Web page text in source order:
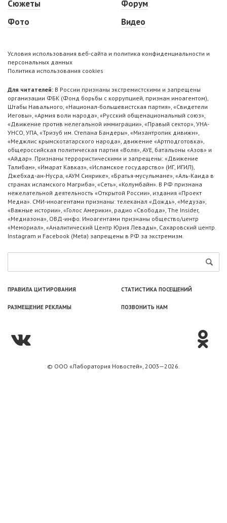
Сюжеты
Фото
Форум
Видео
Условия использования веб-сайта и политика конфиденциальности и
персональных данных
Политика использования cookies
Для читателей: В России признаны экстремистскими и запрещены
организации ФБК (Фонд борьбы с коррупцией, признан иноагентом),
Штабы Навального, «Национал-большевистская партия», «Свидетели
Иеговы», «Армия воли народа», «Русский общенациональный союз»,
«Движение против нелегальной иммиграции», «Правый сектор», УНА-
УНСО, УПА, «Тризуб им. Степана Бандеры», «Мизантропик дивижн»,
«Меджлис крымскотатарского народа», движение «Артподготовка»,
общероссийская политическая партия «Воля», АУЕ, батальоны «Азов» и
«Айдар». Признаны террористическими и запрещены: «Движение
Талибан», «Имарат Кавказ», «Исламское государство» (ИГ, ИГИЛ),
Джебхад-ан-Нусра, «АУМ Синрике», «Братья-мусульмане», «Аль-Каида в
странах исламского Магриба», «Сеть», «Колумбайн». В РФ признана
нежелательной деятельность «Открытой России», издания «Проект
Медиа». СМИ-иноагентами признаны: телеканал «Дождь», «Медуза»,
«Важные истории», «Голос Америки», радио «Свобода», The Insider,
«Медиазона», ОВД-инфо. Иноагентами признаны общество/центр
«Мемориал», «Аналитический Центр Юрия Левады», Сахаровский центр.
Instagram и Facebook (Metа) запрещены в РФ за экстремизм.
ПРАВИЛА ЦИТИРОВАНИЯ СТАТИСТИКА ПОСЕЩЕНИЙ
РАЗМЕЩЕНИЕ РЕКЛАМЫ ПОЗВОНИТЬ НАМ
© ООО «Лаборатория Новоcтей», 2003—2026.